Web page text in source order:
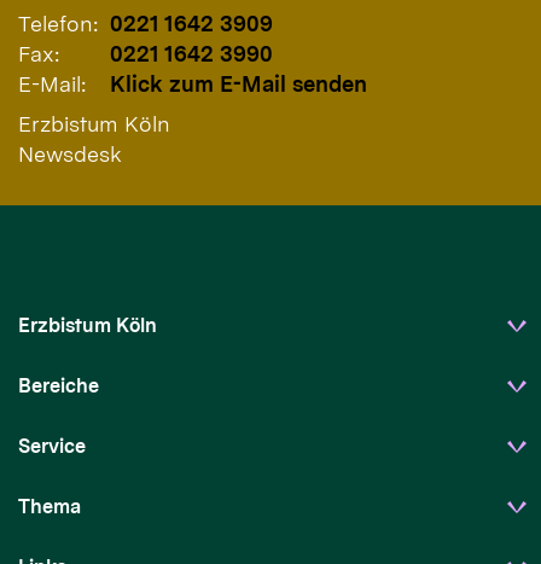
Telefon: 0221 1642 3909
Fax:
0221 1642 3990
E-Mail:
Klick zum E-Mail senden
Erzbistum Köln
Newsdesk
Erzbistum Köln
Bereiche
Service
Thema